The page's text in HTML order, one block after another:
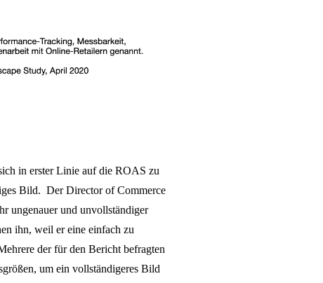
in erster Linie auf die ROAS zu
Bild. Der Director of Commerce
ungenauer und unvollständiger
ihn, weil er eine einfach zu
der für den Bericht befragten
um ein vollständigeres Bild